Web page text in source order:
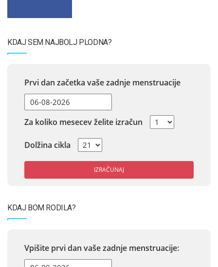
KDAJ SEM NAJBOLJ PLODNA?
Prvi dan začetka vaše zadnje menstruacije
Za koliko mesecev želite izračun
Dolžina cikla
IZRAČUNAJ
KDAJ BOM RODILA?
Vpišite prvi dan vaše zadnje menstruacije: